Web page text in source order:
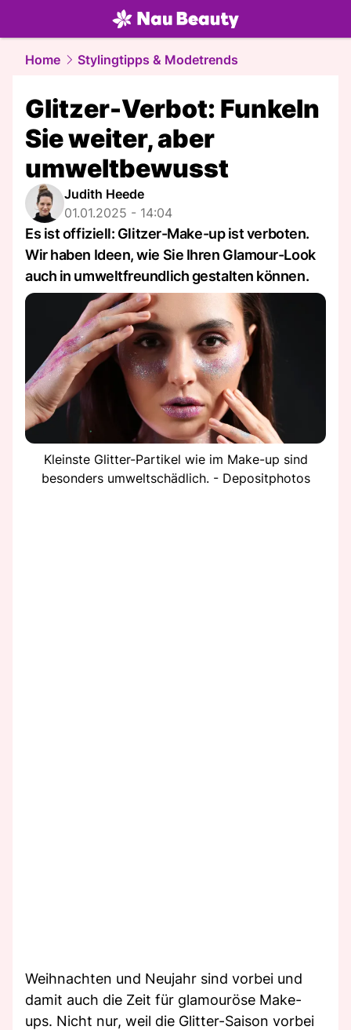
beauty.NAU.ch
Home Stylingtipps & Modetrends
Glitzer-Verbot: Funkeln
Sie weiter, aber
umweltbewusst
Judith Heede
01.01.2025 - 14:04
Es ist offiziell: Glitzer-Make-up ist verboten.
Wir haben Ideen, wie Sie Ihren Glamour-Look
auch in umweltfreundlich gestalten können.
Kleinste Glitter-Partikel wie im Make-up sind
besonders umweltschädlich. - Depositphotos
Weihnachten und Neujahr sind vorbei und
damit auch die Zeit für glamouröse Make-
ups. Nicht nur, weil die Glitter-Saison vorbei